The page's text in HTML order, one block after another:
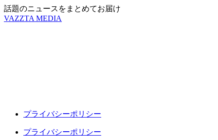
話題のニュースをまとめてお届け
VAZZTA MEDIA
プライバシーポリシー
プライバシーポリシー